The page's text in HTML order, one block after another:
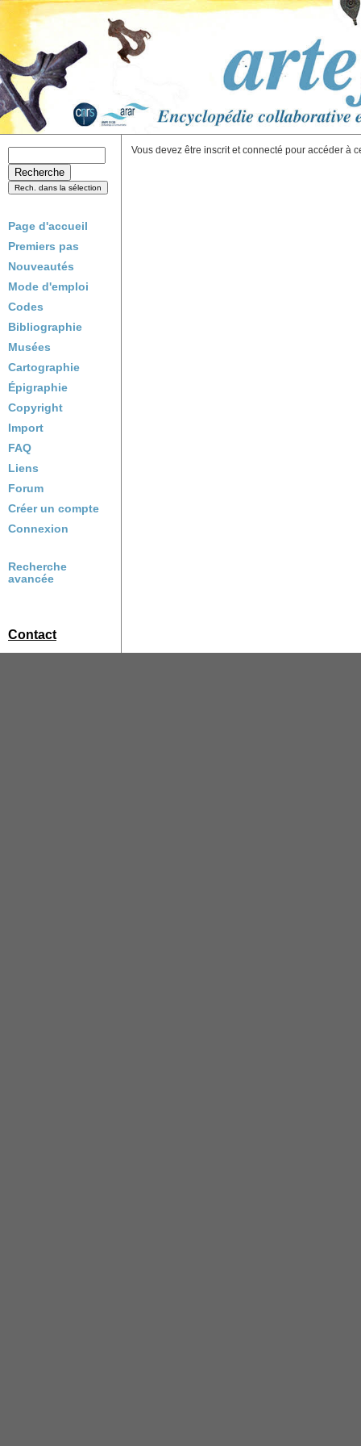
Page d'accueil
Premiers pas
Nouveautés
Mode d'emploi
Codes
Bibliographie
Musées
Cartographie
Épigraphie
Copyright
Import
FAQ
Liens
Forum
Créer un compte
Connexion
Recherche
avancée
Contact
Vous devez être inscrit et connecté pour accéder à